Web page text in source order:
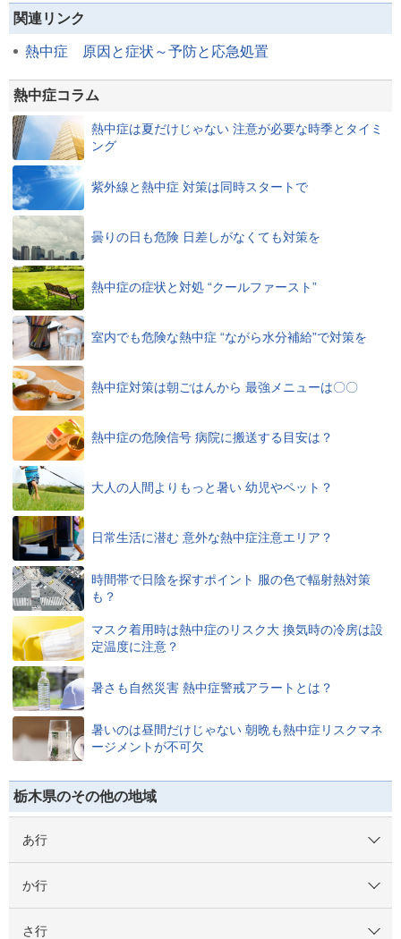
関連リンク
熱中症 原因と症状～予防と応急処置
熱中症コラム
熱中症は夏だけじゃない 注意が必要な時季とタイミ
ング
紫外線と熱中症 対策は同時スタートで
曇りの日も危険 日差しがなくても対策を
熱中症の症状と対処 “クールファースト”
室内でも危険な熱中症 “ながら水分補給”で対策を
熱中症対策は朝ごはんから 最強メニューは〇〇
熱中症の危険信号 病院に搬送する目安は？
大人の人間よりもっと暑い 幼児やペット？
日常生活に潜む 意外な熱中症注意エリア？
時間帯で日陰を探すポイント 服の色で輻射熱対策
も？
マスク着用時は熱中症のリスク大 換気時の冷房は設
定温度に注意？
暑さも自然災害 熱中症警戒アラートとは？
暑いのは昼間だけじゃない 朝晩も熱中症リスクマネ
ージメントが不可欠
栃木県のその他の地域
あ行
か行
さ行